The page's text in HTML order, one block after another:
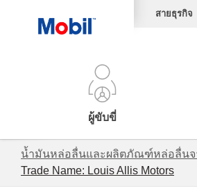
สายธุรกิจ
ผู้ขับขี่
น้ำมันหล่อลื่นและผลิตภัณฑ์หล่อลื่นจา
Trade Name: Louis Allis Motors